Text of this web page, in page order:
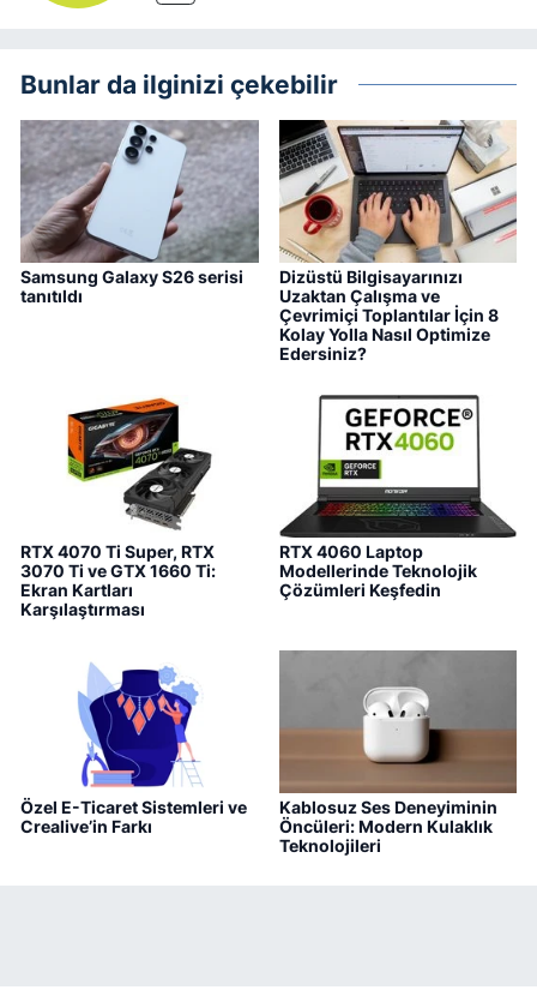
Bunlar da ilginizi çekebilir
Samsung Galaxy S26 serisi
tanıtıldı
Dizüstü Bilgisayarınızı
Uzaktan Çalışma ve
Çevrimiçi Toplantılar İçin 8
Kolay Yolla Nasıl Optimize
Edersiniz?
RTX 4070 Ti Super, RTX
3070 Ti ve GTX 1660 Ti:
Ekran Kartları
Karşılaştırması
RTX 4060 Laptop
Modellerinde Teknolojik
Çözümleri Keşfedin
Özel E-Ticaret Sistemleri ve
Crealive’in Farkı
Kablosuz Ses Deneyiminin
Öncüleri: Modern Kulaklık
Teknolojileri